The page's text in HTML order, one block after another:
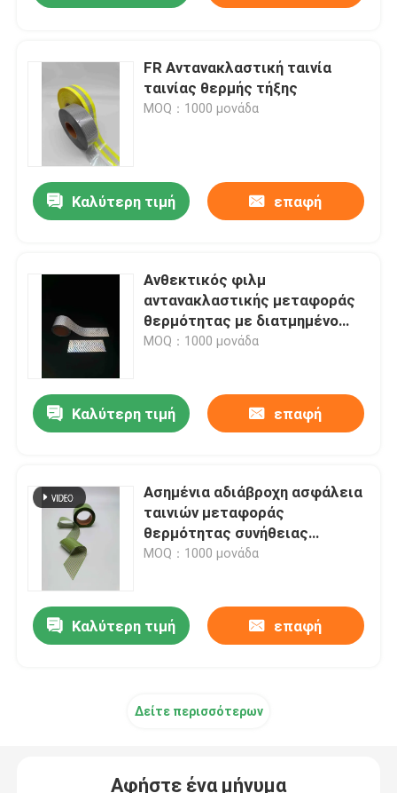
Σχετικά με εμάς
FR Αντανακλαστική ταινία
ταινίας θερμής τήξης
MOQ：1000 μονάδα
Καλύτερη τιμή επαφή
Ανθεκτικός φιλμ
αντανακλαστικής μεταφοράς
θερμότητας με διατμημένο
ασήμι
MOQ：1000 μονάδα
Καλύτερη τιμή επαφή
Ασημένια αδιάβροχη ασφάλεια
ταινιών μεταφοράς
θερμότητας συνήθειας
αντανακλαστική για την
MOQ：1000 μονάδα
Καλύτερη τιμή επαφή
Δείτε περισσότερων
Αφήστε ένα μήνυμα